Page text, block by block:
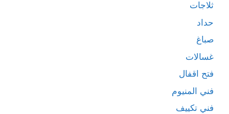
ثلاجات
حداد
صباغ
غسالات
فتح اقفال
فني المنيوم
فني تكييف